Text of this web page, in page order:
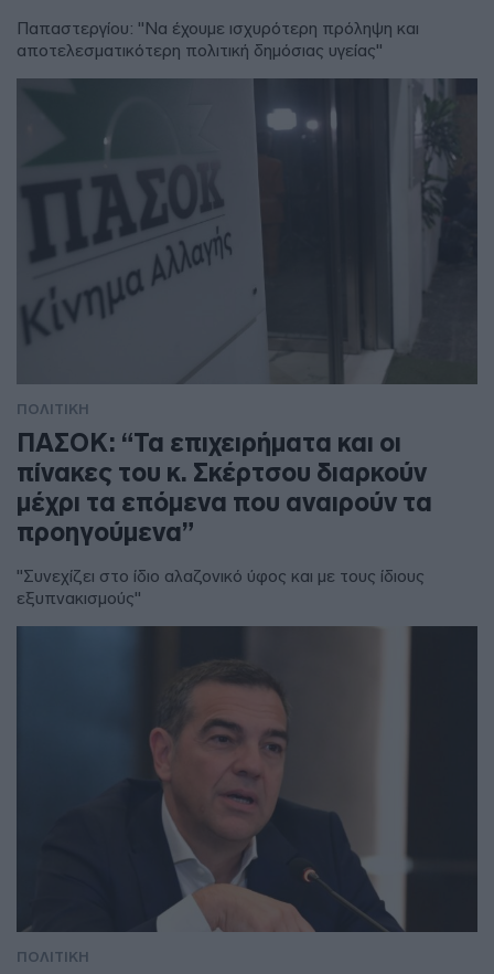
Παπαστεργίου: "Να έχουμε ισχυρότερη πρόληψη και
αποτελεσματικότερη πολιτική δημόσιας υγείας"
ΠΟΛΙΤΙΚΗ
ΠΑΣΟΚ: “Τα επιχειρήματα και οι
πίνακες του κ. Σκέρτσου διαρκούν
μέχρι τα επόμενα που αναιρούν τα
προηγούμενα”
"Συνεχίζει στο ίδιο αλαζονικό ύφος και με τους ίδιους
εξυπνακισμούς"
ΠΟΛΙΤΙΚΗ